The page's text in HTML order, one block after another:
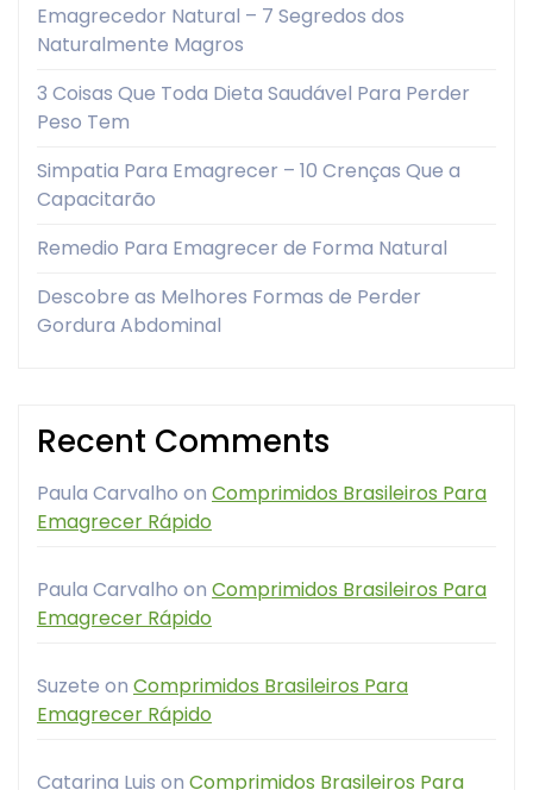
Emagrecedor Natural – 7 Segredos dos
Naturalmente Magros
3 Coisas Que Toda Dieta Saudável Para Perder
Peso Tem
Simpatia Para Emagrecer – 10 Crenças Que a
Capacitarão
Remedio Para Emagrecer de Forma Natural
Descobre as Melhores Formas de Perder
Gordura Abdominal
Recent Comments
Paula Carvalho on Comprimidos Brasileiros Para
Emagrecer Rápido
Paula Carvalho on Comprimidos Brasileiros Para
Emagrecer Rápido
Suzete on Comprimidos Brasileiros Para
Emagrecer Rápido
Catarina Luis on Comprimidos Brasileiros Para